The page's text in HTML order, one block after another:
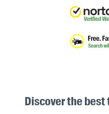
Discover the